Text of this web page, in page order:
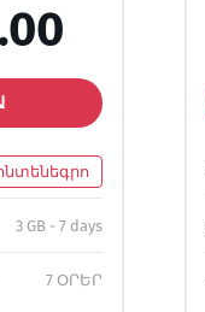
3 GB - 7 days
7 ՕՐԵՐ